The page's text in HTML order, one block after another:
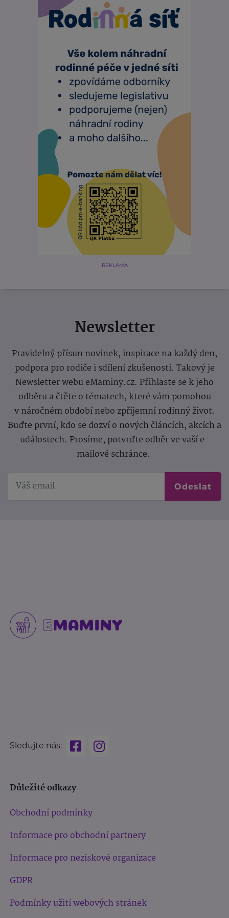
REKLAMA
Newsletter
Pravidelný přísun novinek, inspirace na každý den,
podpora pro rodiče i sdílení zkušeností. Takový je
Newsletter webu eMaminy.cz. Přihlaste se k jeho
odběru a čtěte o tématech, které vám pomohou
v náročném období nebo zpříjemní rodinný život.
Buďte první, kdo se dozví o nových článcích, akcích a
událostech. Prosíme, potvrďte odběr ve vaší e-
mailové schránce.
Odeslat
Sledujte nás:
Důležité odkazy
Obchodní podmínky
Informace pro obchodní partnery
Informace pro neziskové organizace
GDPR
Podmínky užití webových stránek